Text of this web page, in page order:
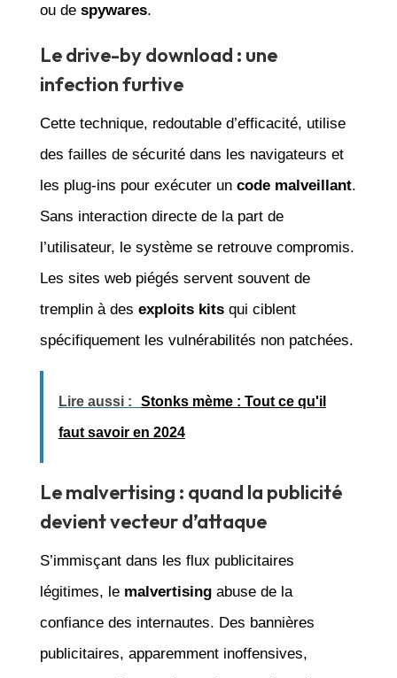
ou de spywares.
Le drive-by download : une
infection furtive
Cette technique, redoutable d’efficacité, utilise
des failles de sécurité dans les navigateurs et
les plug-ins pour exécuter un code malveillant.
Sans interaction directe de la part de
l’utilisateur, le système se retrouve compromis.
Les sites web piégés servent souvent de
tremplin à des exploits kitsqui ciblent
spécifiquement les vulnérabilités non patchées.
Lire aussi : Stonks mème : Tout ce qu'il
faut savoir en 2024
Le malvertising : quand la publicité
devient vecteur d’attaque
S’immisçant dans les flux publicitaires
légitimes, le malvertisingabuse de la
confiance des internautes. Des bannières
publicitaires, apparemment inoffensives,